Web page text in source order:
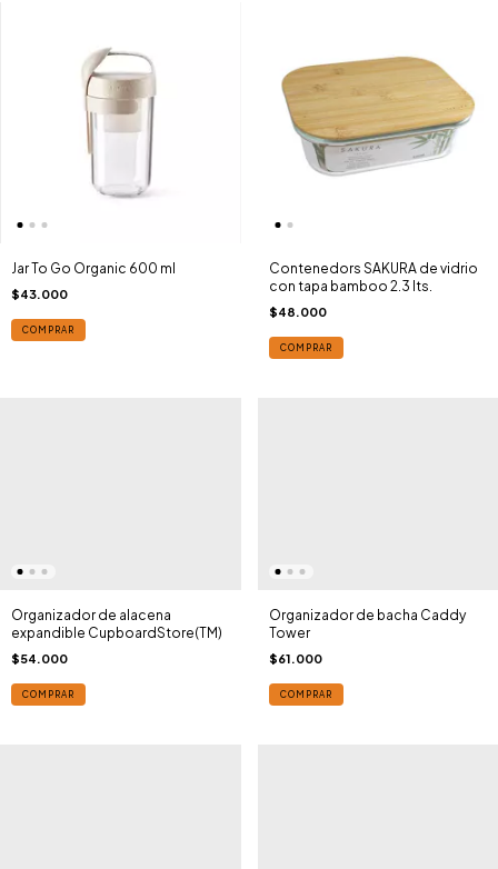
Jar To Go Organic 600 ml
$43.000
COMPRAR
Contenedors SAKURA de vidrio
con tapa bamboo 2.3 lts.
$48.000
COMPRAR
Organizador de alacena
expandible CupboardStore(TM)
$54.000
COMPRAR
Organizador de bacha Caddy
Tower
$61.000
COMPRAR